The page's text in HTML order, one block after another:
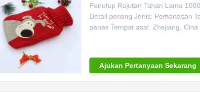
Penutup Rajutan Tahan Lama
Detail penting Jenis: Pemanasan
panas Tempat asal: Zhejiang,
Ajukan Pertanyaan Sekarang